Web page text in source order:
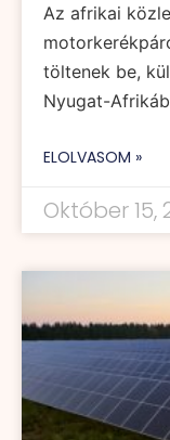
Az afrikai
töltenek be,
Nyugat-
ELOLVASOM »
Október 15,